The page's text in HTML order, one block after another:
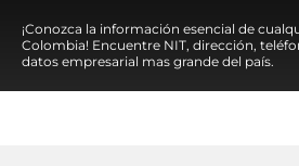
¡Conozca la información esencial de
Colombia! Encuentre NIT, dirección,
datos empresarial mas grande del país.